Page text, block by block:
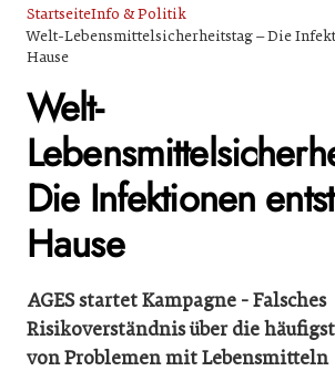
StartseiteInfo & Politik
Welt-Lebensmittelsicherheitstag – Die
Hause
Welt-
Die Infektionen
Hause
AGES startet Kampagne - Falsches
Risikoverständnis über die
von Problemen mit Lebensmitteln